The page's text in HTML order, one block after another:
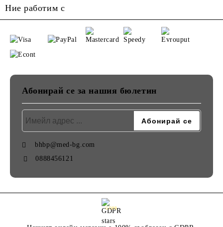
Ние работим с
Абонирай се за нашия бюлетин
bhbp@med-bg.com
0888456121
GDPR